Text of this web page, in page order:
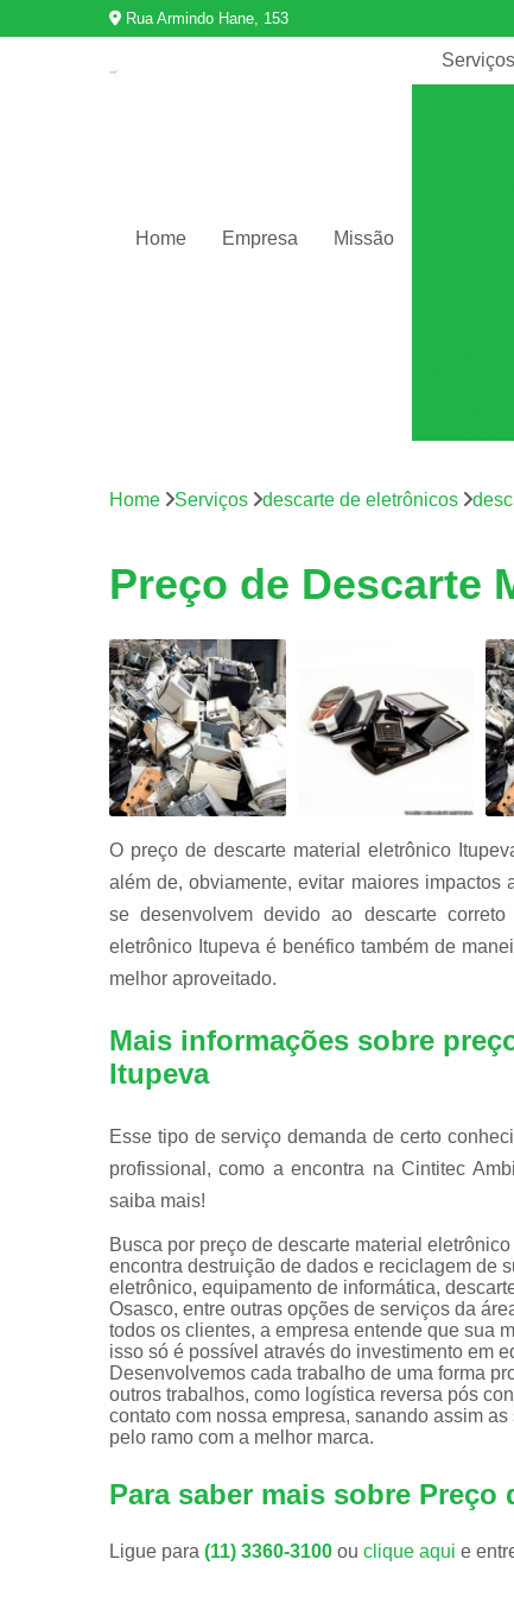
Rua Armindo Hane, 153
Home Empresa Missão
Serviços
de
de
de
Home Serviços descarte de eletrônicos
Preço de Descarte
O preço de descarte material eletrônico
além de, obviamente, evitar maiores
se desenvolvem devido ao descarte
eletrônico Itupeva é benéfico também de
melhor aproveitado.
Mais informações sobre
Itupeva
Esse tipo de serviço demanda de certo
profissional, como a encontra na Cintitec
saiba mais!
Busca por preço de descarte material
encontra destruição de dados e reciclagem de
eletrônico, equipamento de informática,
Osasco, entre outras opções de serviços da
todos os clientes, a empresa entende que sua
isso só é possível através do investimento em
Desenvolvemos cada trabalho de uma forma
outros trabalhos, como logística reversa pós
contato com nossa empresa, sanando assim
pelo ramo com a melhor marca.
Para saber mais sobre
Ligue para (11) 3360-3100 ou clique aqui e